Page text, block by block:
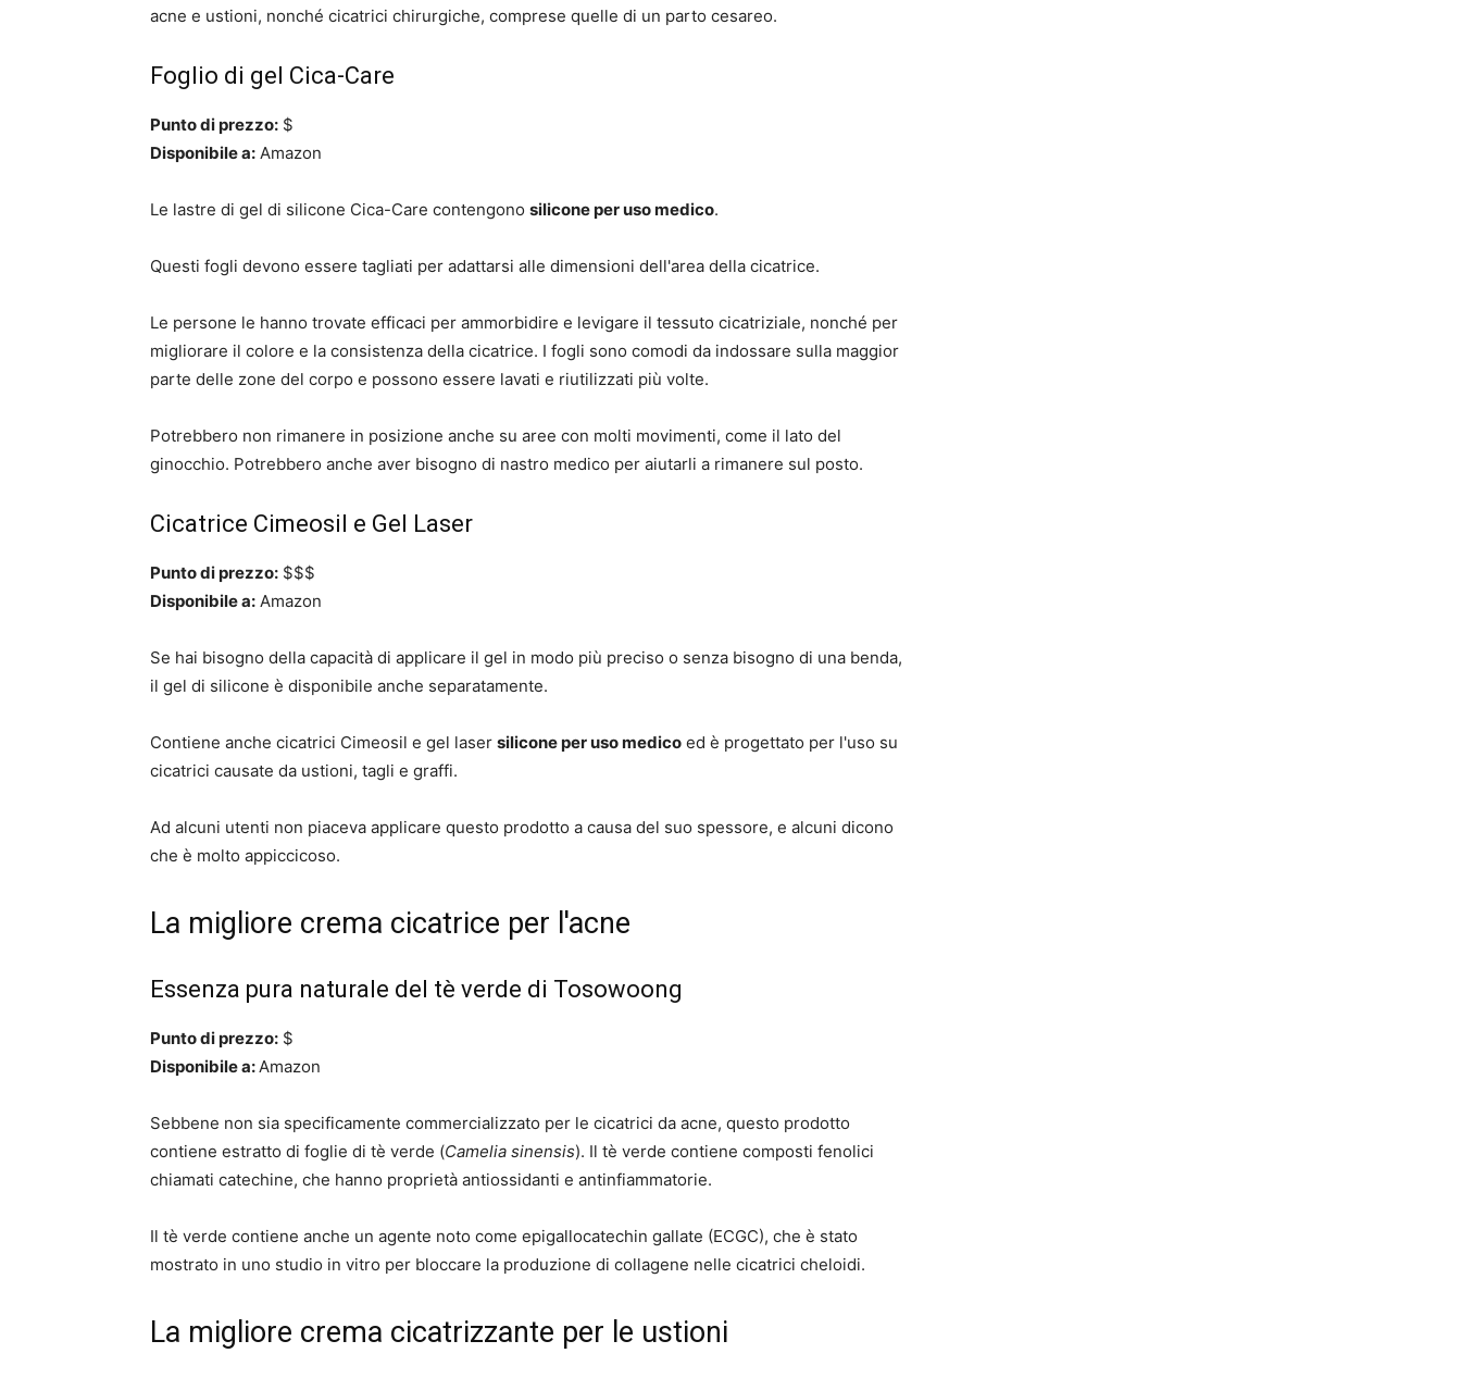
acne e ustioni, nonché cicatrici chirurgiche, comprese quelle di un parto cesareo.
Foglio di gel Cica-Care
Punto di prezzo: $
Disponibile a: Amazon
Le lastre di gel di silicone Cica-Care contengono silicone per uso medico.
Questi fogli devono essere tagliati per adattarsi alle dimensioni dell'area della cicatrice.
Le persone le hanno trovate efficaci per ammorbidire e levigare il tessuto cicatriziale, nonché per
migliorare il colore e la consistenza della cicatrice. I fogli sono comodi da indossare sulla maggior
parte delle zone del corpo e possono essere lavati e riutilizzati più volte.
Potrebbero non rimanere in posizione anche su aree con molti movimenti, come il lato del
ginocchio. Potrebbero anche aver bisogno di nastro medico per aiutarli a rimanere sul posto.
Cicatrice Cimeosil e Gel Laser
Punto di prezzo: $$$
Disponibile a: Amazon
Se hai bisogno della capacità di applicare il gel in modo più preciso o senza bisogno di una benda,
il gel di silicone è disponibile anche separatamente.
Contiene anche cicatrici Cimeosil e gel laser silicone per uso medico ed è progettato per l'uso su
cicatrici causate da ustioni, tagli e graffi.
Ad alcuni utenti non piaceva applicare questo prodotto a causa del suo spessore, e alcuni dicono
che è molto appiccicoso.
La migliore crema cicatrice per l'acne
Essenza pura naturale del tè verde di Tosowoong
Punto di prezzo: $
Disponibile a:Amazon
Sebbene non sia specificamente commercializzato per le cicatrici da acne, questo prodotto
contiene estratto di foglie di tè verde (Camelia sinensis). Il tè verde contiene composti fenolici
chiamati catechine, che hanno proprietà antiossidanti e antinfiammatorie.
Il tè verde contiene anche un agente noto come epigallocatechin gallate (ECGC), che è stato
mostrato in uno studio in vitro per bloccare la produzione di collagene nelle cicatrici cheloidi.
La migliore crema cicatrizzante per le ustioni